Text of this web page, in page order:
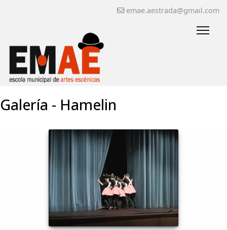
emae.aestrada@gmail.com
Galería - Hamelin